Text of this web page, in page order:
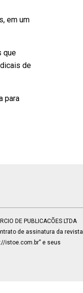
em um
que
de
para
DE PUBLICACÕES LTDA
de assinatura da revista
istoe.com.br” e seus